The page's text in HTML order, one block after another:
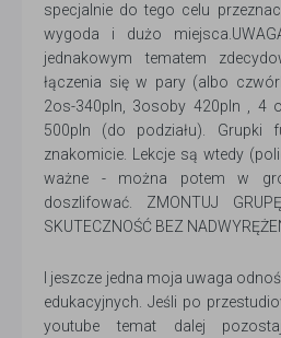
specjalnie do tego celu
wygoda i dużo
jednakowym tematem
łączenia się w pary (albo
2os-340pln, 3osoby 420pln , 4
500pln (do podziału). Grupki
znakomicie. Lekcje są wtedy
ważne - można potem w
doszlifować. ZMONTUJ
SKUTECZNOŚĆ BEZ
I jeszcze jedna moja uwaga
edukacyjnych. Jeśli po
youtube temat dalej